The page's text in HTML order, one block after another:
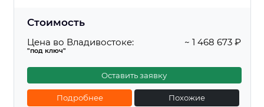
Стоимость
Цена во Владивостоке:
"под ключ"
~ 1 468 673 ₽
Оставить заявку
Подробнее Похожие